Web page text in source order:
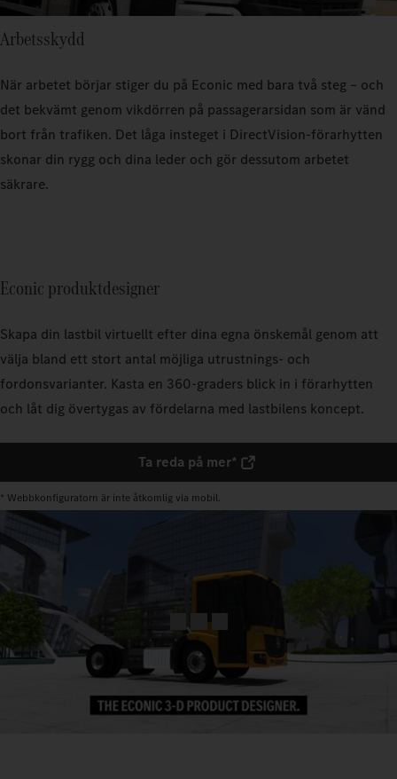
Arbetsskydd
När arbetet börjar stiger du på Econic med bara två steg – och
det bekvämt genom vikdörren på passagerarsidan som är vänd
bort från trafiken. Det låga insteget i DirectVision-förarhytten
skonar din rygg och dina leder och gör dessutom arbetet
säkrare.
Econic produktdesigner
Skapa din lastbil virtuellt efter dina egna önskemål genom att
välja bland ett stort antal möjliga utrustnings- och
fordonsvarianter. Kasta en 360-graders blick in i förarhytten
och låt dig övertygas av fördelarna med lastbilens koncept.
Ta reda på mer*
* Webbkonfiguratorn är inte åtkomlig via mobil.